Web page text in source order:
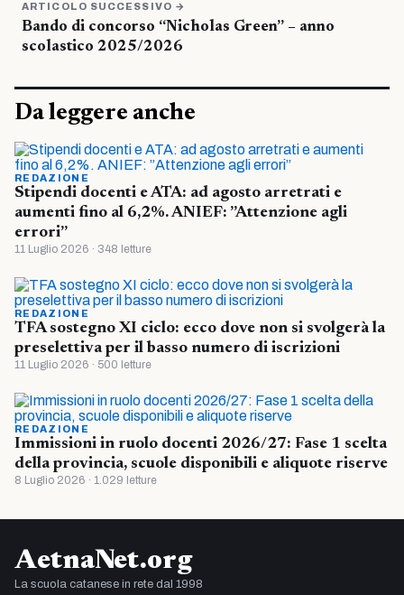
ARTICOLO SUCCESSIVO →
Bando di concorso “Nicholas Green” – anno
scolastico 2025/2026
Da leggere anche
REDAZIONE
Stipendi docenti e ATA: ad agosto arretrati e
aumenti fino al 6,2%. ANIEF: ”Attenzione agli
errori”
11 Luglio 2026 · 348 letture
REDAZIONE
TFA sostegno XI ciclo: ecco dove non si svolgerà la
preselettiva per il basso numero di iscrizioni
11 Luglio 2026 · 500 letture
REDAZIONE
Immissioni in ruolo docenti 2026/27: Fase 1 scelta
della provincia, scuole disponibili e aliquote riserve
8 Luglio 2026 · 1.029 letture
AetnaNet.org
La scuola catanese in rete dal 1998